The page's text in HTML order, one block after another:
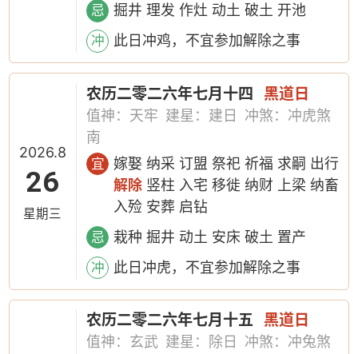
忌 掘井 理发 作灶 动土 破土 开池
冲 此日冲鸡，不宜参加解除之事
2026.8
26
星期三
农历二零二六年七月十四 黑道日
值神：天牢 建星：建日
冲煞：冲虎煞
南
宜
嫁娶 纳采 订盟 祭祀 祈福 求嗣 出行
解除 竖柱 入宅 移徙 纳财 上梁 纳畜
入殓 安葬 启钻
忌 栽种 掘井 动土 安床 破土 置产
冲 此日冲虎，不宜参加解除之事
农历二零二六年七月十五 黑道日
值神：玄武 建星：除日
冲煞：冲兔煞